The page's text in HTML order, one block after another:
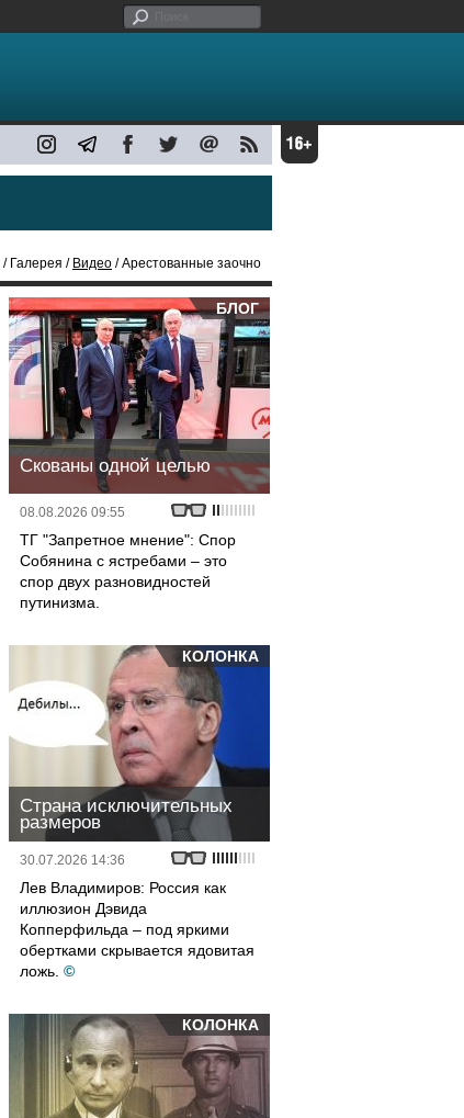
/ Галерея / Видео / Арестованные заочно
БЛОГ
Скованы одной целью
08.08.2026 09:55
ТГ "Запретное мнение": Спор
Собянина с ястребами – это
спор двух разновидностей
путинизма.
КОЛОНКА
Страна исключительных
размеров
30.07.2026 14:36
Лев Владимиров: Россия как
иллюзион Дэвида
Копперфильда – под яркими
обертками скрывается ядовитая
ложь. ©
КОЛОНКА